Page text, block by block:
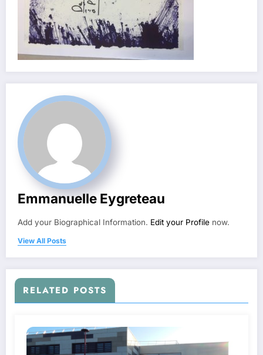
Emmanuelle Eygreteau
Add your Biographical Information. Edit your Profile now.
View All Posts
RELATED POSTS